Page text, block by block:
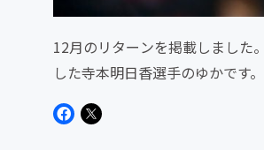
12月のリターンを掲載しました
した寺本明日香選手のゆかで
の...